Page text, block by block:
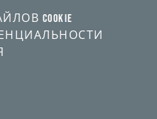
COOKIE